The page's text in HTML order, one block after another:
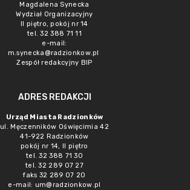
Magdalena Synecka
Wydział Organizacyjny
II piętro, pokój nr 14
tel. 32 388 71 11
e-mail:
m.synecka@radzionkow.pl
Zespół redakcyjny BIP
ADRES REDAKCJI
Urząd Miasta Radzionków
ul. Męczenników Oświęcimia 42
41-922 Radzionków
pokój nr 14, II piętro
tel. 32 388 71 30
tel. 32 289 07 27
faks 32 289 07 20
e-mail: um@radzionkow.pl